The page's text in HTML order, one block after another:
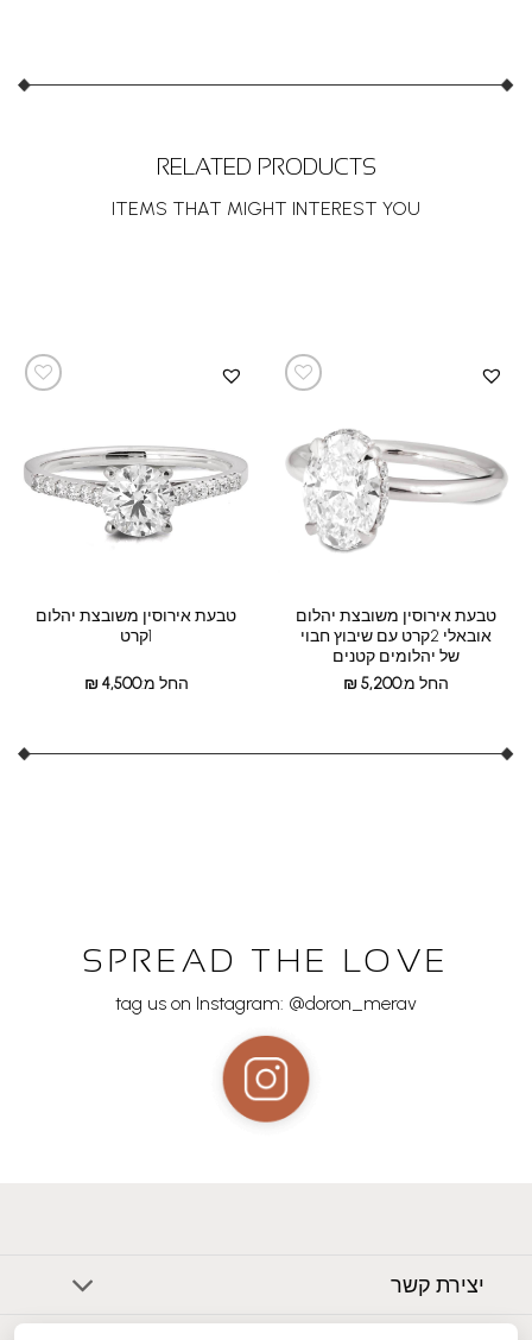
RELATED PRODUCTS
ITEMS THAT MIGHT INTEREST YOU
טבעת אירוסין משובצת יהלום
אובאלי 2קרט עם שיבוץ חבוי
של יהלומים קטנים
החל מ:
₪5,200
טבעת אירוסין משובצת יהלום
1קרט
החל מ: ₪4,500
SPREAD THE LOVE
tag us on Instagram: @doron_merav
יצירת קשר